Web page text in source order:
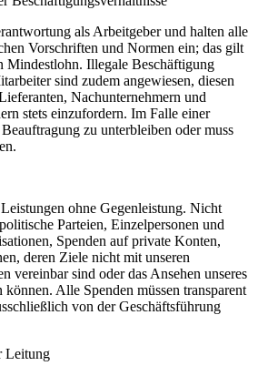
als Arbeitgeber und halten alle
Vorschriften und Normen ein; das gilt
Mindestlohn. Illegale Beschäftigung
sind zudem angewiesen, diesen
Nachunternehmern und
stets einzufordern. Im Falle einer
zu unterbleiben oder muss
ohne Gegenleistung. Nicht
Parteien, Einzelpersonen und
Spenden auf private Konten,
deren Ziele nicht mit unseren
vereinbar sind oder das Ansehen unseres
können. Alle Spenden müssen transparent
von der Geschäftsführung
Leitung